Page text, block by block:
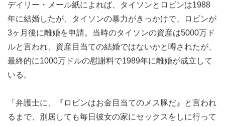
デイリー・メール紙によれば、タイソンとロビンは1988
年に結婚したが、タイソンの暴力がきっかけで、ロビンが
3ヶ月後に離婚を申請。当時のタイソンの資産は5000万ド
ルと言われ、資産目当ての結婚ではないかと噂されたが、
最終的に1000万ドルの慰謝料で1989年に離婚が成立して
いる。
「弁護士に、『ロビンはお金目当てのメス豚だ』と言われ
るまで、別居しても毎日彼女の家にセックスをしに行って